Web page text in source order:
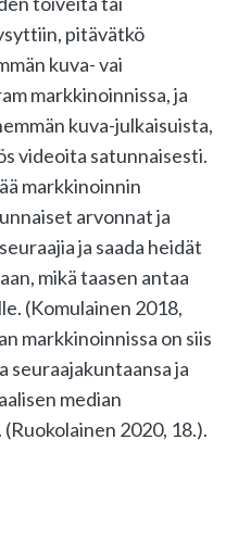
pitävätkö
kuva- vai
markkinoinnissa, ja
kuva-julkaisuista,
videoita satunnaisesti.
markkinoinnin
arvonnat ja
ja saada heidät
mikä taasen antaa
(Komulainen 2018,
markkinoinnissa on siis
seuraajakuntaansa ja
median
2020, 18.).